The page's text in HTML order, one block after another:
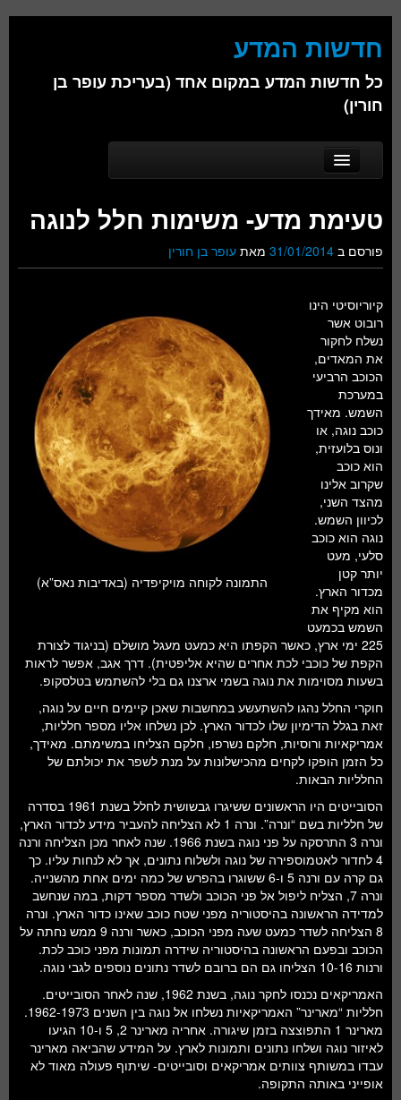
חדשות המדע
כל חדשות המדע במקום אחד (בעריכת עופר בן
חורין)
Main menu
Skip to primary content
Skip to secondary content
אודות
ביולוגיה
פיזיקה
חברה
חלל ומדעי כדור הארץ
עתידנות
סקירות ספרים
טעימות מדע
טעימת מדע- משימות חלל לנוגה
פורסם ב 31/01/2014 מאת עופר בן חורין
התמונה לקוחה מויקיפדיה (באדיבות נאס”א)
קיוריוסיטי הינו
רובוט אשר
נשלח לחקור
את המאדים,
הכוכב הרביעי
במערכת
השמש. מאידך
כוכב נוגה, או
ונוס בלועזית,
הוא כוכב
שקרוב אלינו
מהצד השני,
לכיוון השמש.
נוגה הוא כוכב
סלעי, מעט
יותר קטן
מכדור הארץ.
הוא מקיף את
השמש בכמעט
225 ימי ארץ, כאשר הקפתו היא כמעט מעגל מושלם (בניגוד לצורת
הקפת של כוכבי לכת אחרים שהיא אליפטית). דרך אגב, אפשר לראות
בשעות מסוימות את נוגה בשמי ארצנו גם בלי להשתמש בטלסקופ.
חוקרי החלל נהגו להשתעשע במחשבות שאכן קיימים חיים על נוגה,
זאת בגלל הדימיון שלו לכדור הארץ. לכן נשלחו אליו מספר חלליות,
אמריקאיות ורוסיות, חלקם נשרפו, חלקם הצליחו במשימתם. מאידך,
כל הזמן הופקו לקחים מהכישלונות על מנת לשפר את יכולתם של
החלליות הבאות.
הסובייטים היו הראשונים ששיגרו גבשושית לחלל בשנת 1961 בסדרה
של חלליות בשם “ונרה”. ונרה 1 לא הצליחה להעביר מידע לכדור הארץ,
ונרה 3 התרסקה על פני נוגה בשנת 1966. שנה לאחר מכן הצליחה ורנה
4 לחדור לאטמוספירה של נוגה ולשלוח נתונים, אך לא לנחות עליו. כך
גם קרה עם ורנה 5 ו-6 ששוגרו בהפרש של כמה ימים אחת מהשנייה.
ונרה 7, הצליח ליפול אל פני הכוכב ולשדר מספר דקות, במה שנחשב
למדידה הראשונה בהיסטוריה מפני שטח כוכב שאינו כדור הארץ. ונרה
8 הצליחה לשדר כמעט שעה מפני הכוכב, כאשר ורנה 9 ממש נחתה על
הכוכב ובפעם הראשונה בהיסטוריה שידרה תמונות מפני כוכב לכת.
ורנות 10-16 הצליחו גם הם ברובם לשדר נתונים נוספים לגבי נוגה.
האמריקאים נכנסו לחקר נוגה, בשנת 1962, שנה לאחר הסובייטים.
חלליות “מארינר” האמריקאיות נשלחו אל נוגה בין השנים 1962-1973.
מארינר 1 התפוצצה בזמן שיגורה. אחריה מארינר 2, 5 ו-10 הגיעו
לאיזור נוגה ושלחו נתונים ותמונות לארץ. על המידע שהביאה מארינר
עבדו במשותף צוותים אמריקאים וסובייטים- שיתוף פעולה מאוד לא
אופייני באותה התקופה.